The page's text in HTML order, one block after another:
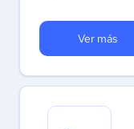
Ver más